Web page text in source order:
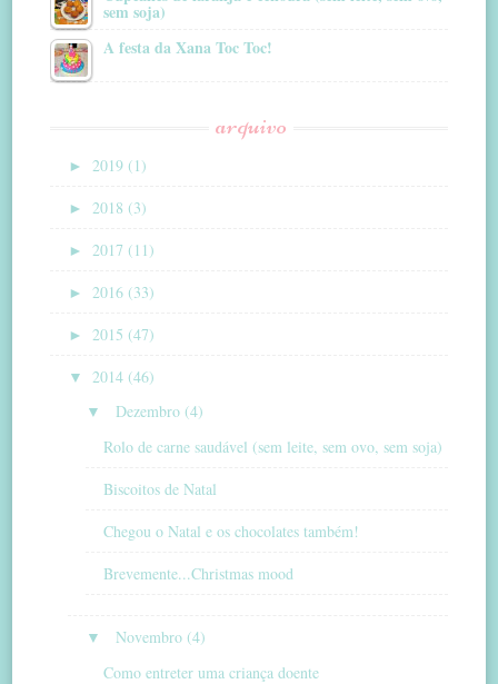
sem soja)
A festa da Xana Toc Toc!
arquivo
► 2019 (1)
► 2018 (3)
► 2017 (11)
► 2016 (33)
► 2015 (47)
▼ 2014 (46)
▼
Dezembro (4)
Rolo de carne saudável (sem leite, sem ovo, sem soja)
Biscoitos de Natal
Chegou o Natal e os chocolates também!
Brevemente...Christmas mood
▼
Novembro (4)
Como entreter uma criança doente